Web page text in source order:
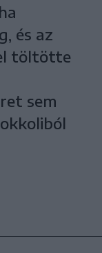
és az
töltötte
sem